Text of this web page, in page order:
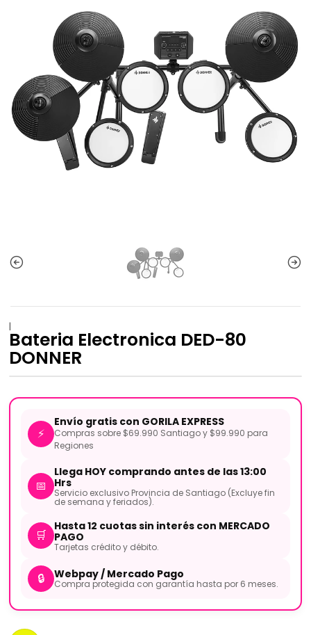
|
Bateria Electronica DED-80
DONNER
⚡
Envío gratis con GORILA EXPRESS
Compras sobre $69.990 Santiago y $99.990 para
Regiones
📅
Llega HOY comprando antes de las 13:00
Hrs
Servicio exclusivo Provincia de Santiago (Excluye fin
de semana y feriados).
🛒
Hasta 12 cuotas sin interés con MERCADO
PAGO
Tarjetas crédito y débito.
🔒 Webpay / Mercado Pago
Compra protegida con garantía hasta por 6 meses.